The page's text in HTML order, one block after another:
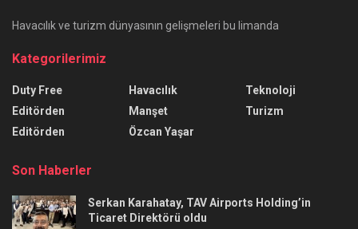
Havacılık ve turizm dünyasının gelişmeleri bu limanda
Kategorilerimiz
Duty Free
Editörden
Editörden
Havacılık
Manşet
Özcan Yaşar
Teknoloji
Turizm
Son Haberler
Serkan Karahatay, TAV Airports Holding’in
Ticaret Direktörü oldu